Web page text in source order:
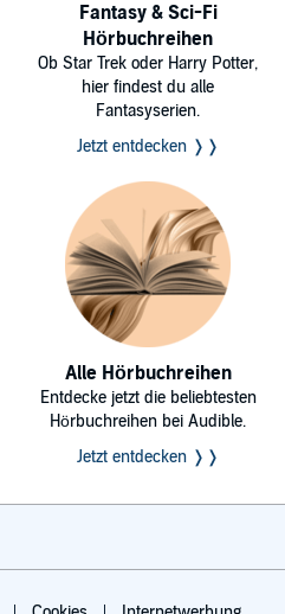
Fantasy & Sci-Fi
Hörbuchreihen
Ob Star Trek oder Harry Potter,
hier findest du alle
Fantasyserien.
Jetzt entdecken ❭❭
Alle Hörbuchreihen
Entdecke jetzt die beliebtesten
Hörbuchreihen bei Audible.
Jetzt entdecken ❭❭